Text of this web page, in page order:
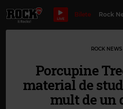
LIVE
Bilete Rock
ROCK NEWS
Porcupine
material de
mult de un